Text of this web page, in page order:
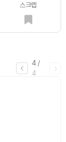
스크랩
4 /
4